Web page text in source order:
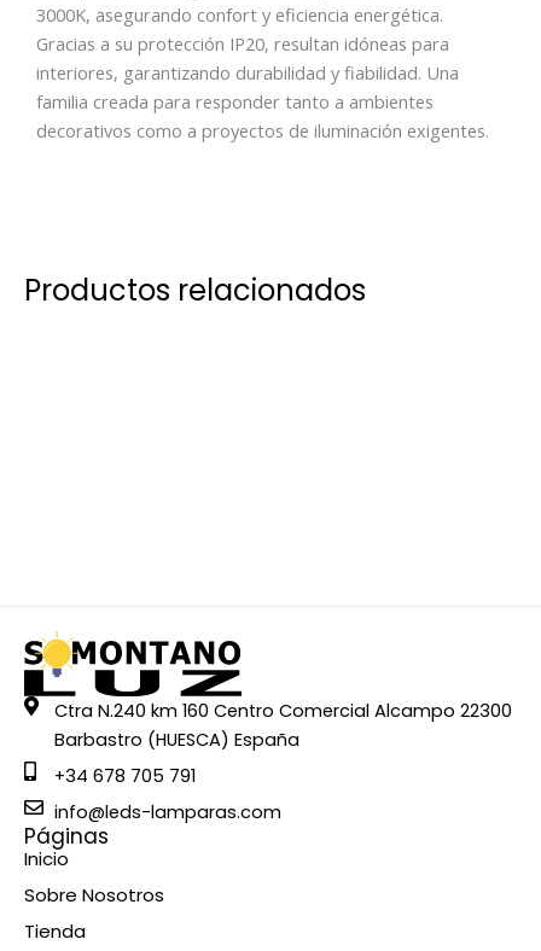
3000K, asegurando confort y eficiencia energética.
Gracias a su protección IP20, resultan idóneas para
interiores, garantizando durabilidad y fiabilidad. Una
familia creada para responder tanto a ambientes
decorativos como a proyectos de iluminación exigentes.
Productos relacionados
Ctra N.240 km 160 Centro Comercial Alcampo 22300
Barbastro (HUESCA) España
+34 678 705 791
info@leds-lamparas.com
Páginas
Inicio
Sobre Nosotros
Tienda